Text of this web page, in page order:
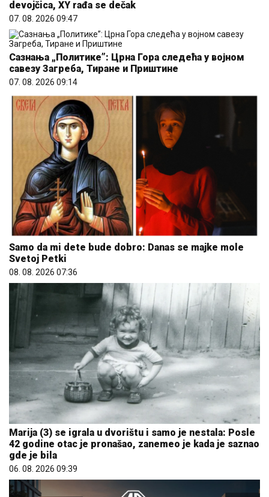
devojčica, XY rađa se dečak
07. 08. 2026 09:47
Сазнања „Политике”: Црна Гора следећа у војном
савезу Загреба, Тиране и Приштине
07. 08. 2026 09:14
Samo da mi dete bude dobro: Danas se majke mole
Svetoj Petki
08. 08. 2026 07:36
Marija (3) se igrala u dvorištu i samo je nestala: Posle
42 godine otac je pronašao, zanemeo je kada je saznao
gde je bila
06. 08. 2026 09:39